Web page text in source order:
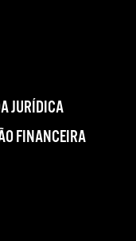
JURÍDICA
FINANCEIRA